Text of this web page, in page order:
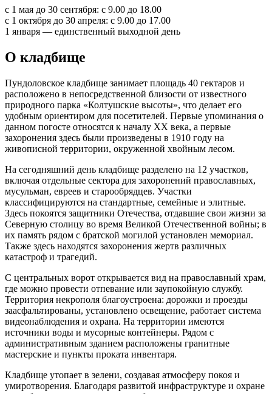
с 1 мая до 30 сентября: с 9.00 до 18.00
с 1 октября до 30 апреля: с 9.00 до 17.00
1 января — единственный выходной день
О кладбище
Пундоловское кладбище занимает площадь 40 гектаров и
расположено в непосредственной близости от известного
природного парка «Колтушские высоты», что делает его
удобным ориентиром для посетителей. Первые упоминания о
данном погосте относятся к началу XX века, а первые
захоронения здесь были произведены в 1910 году на
живописной территории, окруженной хвойным лесом.
На сегодняшний день кладбище разделено на 12 участков,
включая отдельные сектора для захоронений православных,
мусульман, евреев и старообрядцев. Участки
классифицируются на стандартные, семейные и элитные.
Здесь покоятся защитники Отечества, отдавшие свои жизни за
Северную столицу во время Великой Отечественной войны; в
их память рядом с братской могилой установлен мемориал.
Также здесь находятся захоронения жертв различных
катастроф и трагедий.
С центральных ворот открывается вид на православный храм,
где можно провести отпевание или заупокойную службу.
Территория некрополя благоустроена: дорожки и проезды
заасфальтированы, установлено освещение, работает система
видеонаблюдения и охрана. На территории имеются
источники воды и мусорные контейнеры. Рядом с
административным зданием расположены гранитные
мастерские и пункты проката инвентаря.
Кладбище утопает в зелени, создавая атмосферу покоя и
умиротворения. Благодаря развитой инфраструктуре и охране